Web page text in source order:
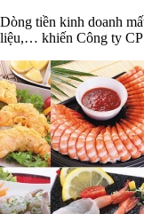
Dòng tiền kinh doanh
liệu,… khiến Công ty CP